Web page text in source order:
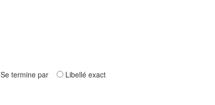
Se termine par Libellé exact